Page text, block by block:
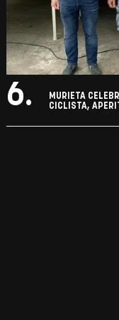
6.
MURIETA
CICLISTA,